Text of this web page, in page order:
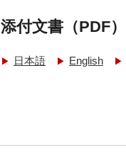
添付文書（PDF）
日本語 English